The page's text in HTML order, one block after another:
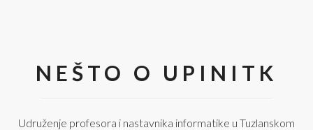
NEŠTO O UPINITK
Udruženje profesora i nastavnika informatike u Tuzlanskom